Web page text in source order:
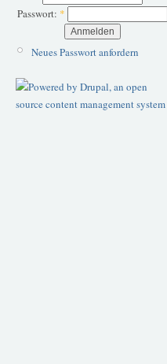
Passwort: *
Neues Passwort anfordern